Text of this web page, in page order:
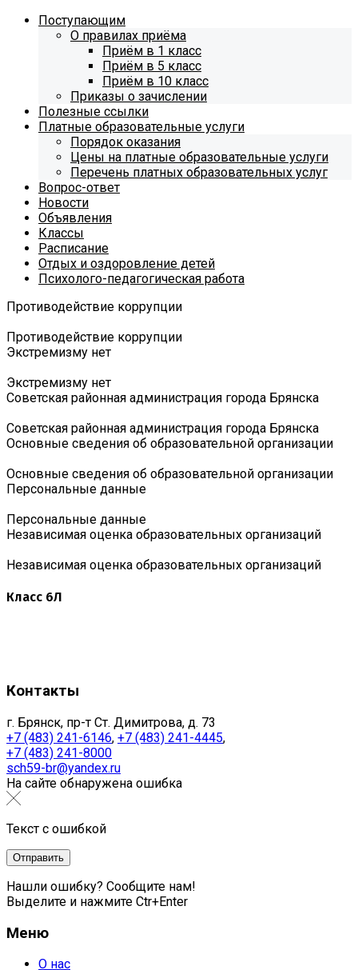
Поступающим
О правилах приёма
Приём в 1 класс
Приём в 5 класс
Приём в 10 класс
Приказы о зачислении
Полезные ссылки
Платные образовательные услуги
Порядок оказания
Цены на платные образовательные услуги
Перечень платных образовательных услуг
Вопрос-ответ
Новости
Объявления
Классы
Расписание
Отдых и оздоровление детей
Психолого-педагогическая работа
Противодействие коррупции
Противодействие коррупции
Экстремизму нет
Экстремизму нет
Советская районная администрация города Брянска
Советская районная администрация города Брянска
Основные сведения об образовательной организации
Основные сведения об образовательной организации
Персональные данные
Персональные данные
Независимая оценка образовательных организаций
Независимая оценка образовательных организаций
Класс 6Л
Контакты
г. Брянск, пр-т Ст. Димитрова, д. 73
+7 (483) 241-6146, +7 (483) 241-4445,
+7 (483) 241-8000
sch59-br@yandex.ru
На сайте обнаружена ошибка
Текст с ошибкой
Нашли ошибку? Сообщите нам!
Выделите и нажмите Ctr+Enter
Меню
О нас